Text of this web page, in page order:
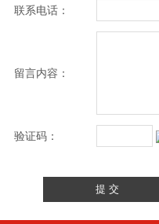
联系电话：
留言内容：
验证码：